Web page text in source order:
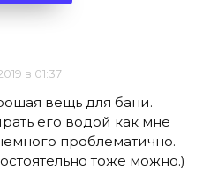
в 01:37
вещь для бани.
его водой как мне
проблематично.
тоже можно.)